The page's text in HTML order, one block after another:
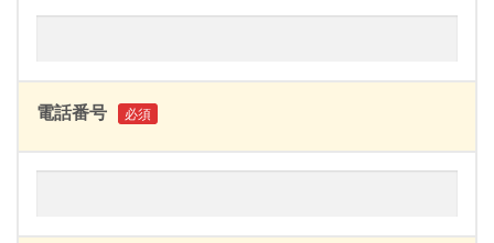
電話番号 必須